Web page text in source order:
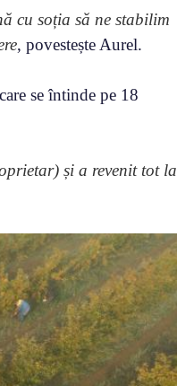
cu soția să ne stabilim
, povestește Aurel.
se întinde pe 18
și a revenit tot la